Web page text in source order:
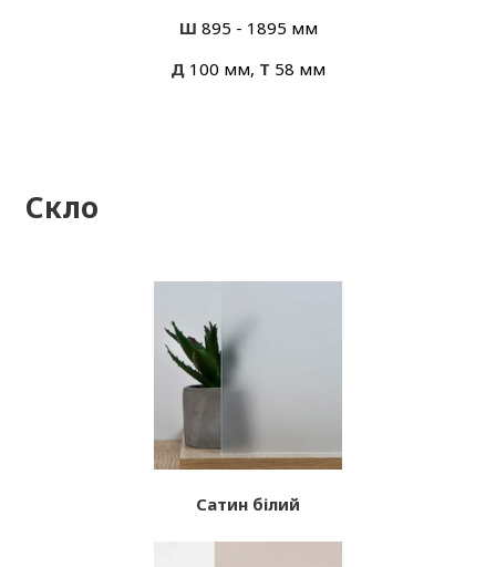
Ш 895 - 1895 мм
Д 100 мм, Т 58 мм
Скло
Сатин білий